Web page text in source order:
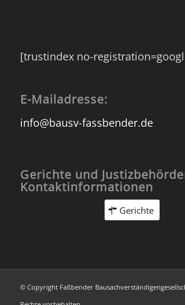
[trustindex no-
E-Mailadresse:
info@bausv-fassbender.de
Gerichte und
Kontaktinformationen
Gerichte
© Copyright Faßbender